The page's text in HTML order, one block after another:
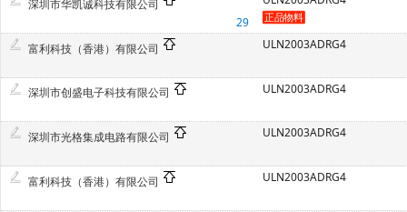
深圳市华凯诚科技有限公司
29
富利科技（香港）有限公司 ULN2003ADRG4
深圳市创盛电子科技有限公司 ULN2003ADRG4
深圳市光格集成电路有限公司 ULN2003ADRG4
富利科技（香港）有限公司 ULN2003ADRG4